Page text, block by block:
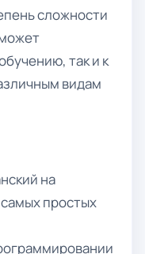
сложности
так и к
видам
на
простых